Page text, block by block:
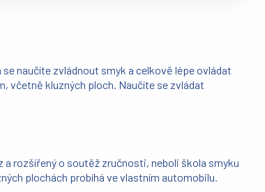
naučíte zvládnout smyk a celkově lépe ovládat
včetně kluzných ploch. Naučíte se zvládat
a rozšířený o soutěž zručnosti, neboli škola smyku
plochách probíhá ve vlastním automobilu.